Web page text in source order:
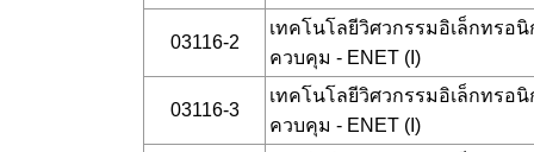
03116-2
เทคโนโลยีวิศวกรรมอิเล็กทรอ
ควบคุม - ENET (I)
03116-3
เทคโนโลยีวิศวกรรมอิเล็กทรอ
ควบคุม - ENET (I)